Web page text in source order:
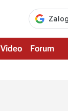
Video Forum